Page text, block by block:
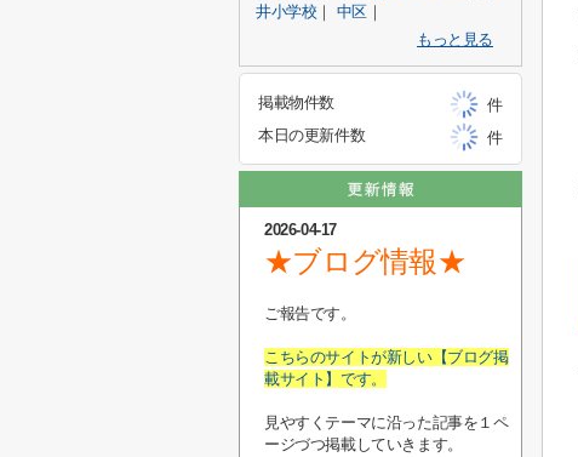
井小学校 ｜ 中区｜
もっと見る
掲載物件数
件
本日の更新件数
件
2026-04-17
★ブログ情報★
ご報告です。
こちらのサイトが新しい【ブログ掲
載サイト】です。
見やすくテーマに沿った記事を１ペ
ージづつ掲載していきます。